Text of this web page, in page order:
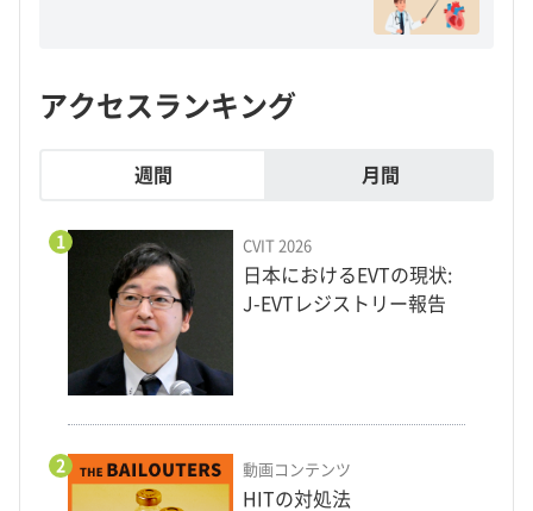
アクセスランキング
週間 月間
1 CVIT 2026
日本におけるEVTの現状:
J-EVTレジストリー報告
2 動画コンテンツ
HITの対処法